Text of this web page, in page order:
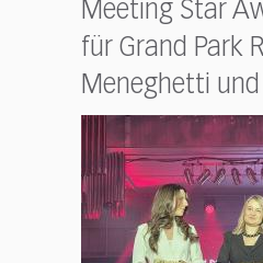
Meeting Star
für Grand Park
Meneghetti